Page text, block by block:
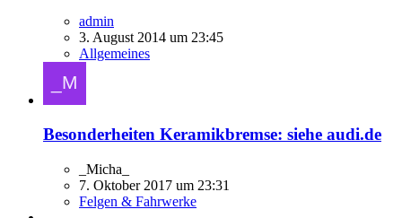
admin
3. August 2014 um 23:45
Allgemeines
Besonderheiten Keramikbremse: siehe audi.de
_Micha_
7. Oktober 2017 um 23:31
Felgen & Fahrwerke